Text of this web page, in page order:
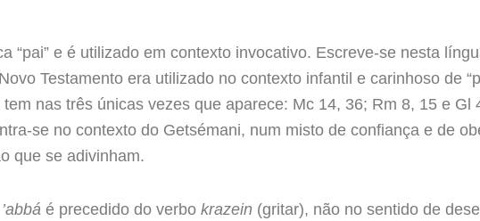
“pai” e é utilizado em contexto invocativo. Escreve-se nesta
Testamento era utilizado no contexto infantil e carinhoso de
nas três únicas vezes que aparece: Mc 14, 36; Rm 8, 15 e Gl
se no contexto do Getsémani, num misto de confiança e de
que se adivinham.
’abbá é precedido do verbo krazein (gritar), não no sentido de